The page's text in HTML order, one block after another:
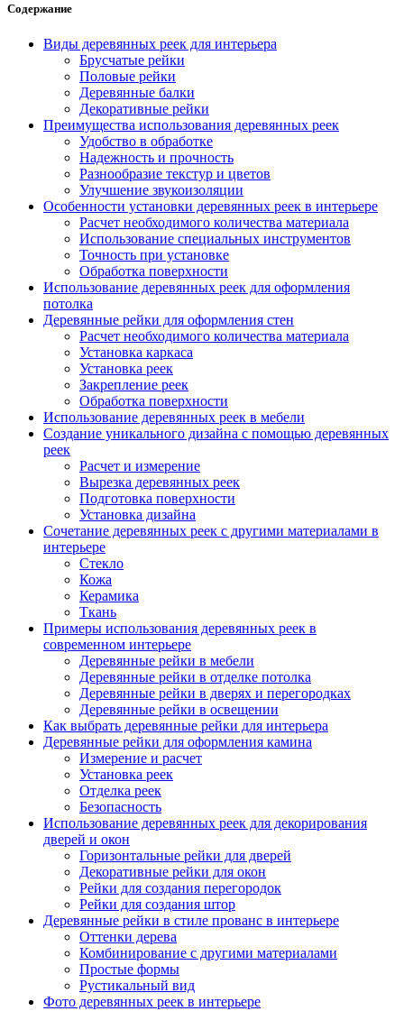
Содержание
Виды деревянных реек для интерьера
Брусчатые рейки
Половые рейки
Деревянные балки
Декоративные рейки
Преимущества использования деревянных реек
Удобство в обработке
Надежность и прочность
Разнообразие текстур и цветов
Улучшение звукоизоляции
Особенности установки деревянных реек в интерьере
Расчет необходимого количества материала
Использование специальных инструментов
Точность при установке
Обработка поверхности
Использование деревянных реек для оформления
потолка
Деревянные рейки для оформления стен
Расчет необходимого количества материала
Установка каркаса
Установка реек
Закрепление реек
Обработка поверхности
Использование деревянных реек в мебели
Создание уникального дизайна с помощью деревянных
реек
Расчет и измерение
Вырезка деревянных реек
Подготовка поверхности
Установка дизайна
Сочетание деревянных реек с другими материалами в
интерьере
Стекло
Кожа
Керамика
Ткань
Примеры использования деревянных реек в
современном интерьере
Деревянные рейки в мебели
Деревянные рейки в отделке потолка
Деревянные рейки в дверях и перегородках
Деревянные рейки в освещении
Как выбрать деревянные рейки для интерьера
Деревянные рейки для оформления камина
Измерение и расчет
Установка реек
Отделка реек
Безопасность
Использование деревянных реек для декорирования
дверей и окон
Горизонтальные рейки для дверей
Декоративные рейки для окон
Рейки для создания перегородок
Рейки для создания штор
Деревянные рейки в стиле прованс в интерьере
Оттенки дерева
Комбинирование с другими материалами
Простые формы
Рустикальный вид
Фото деревянных реек в интерьере